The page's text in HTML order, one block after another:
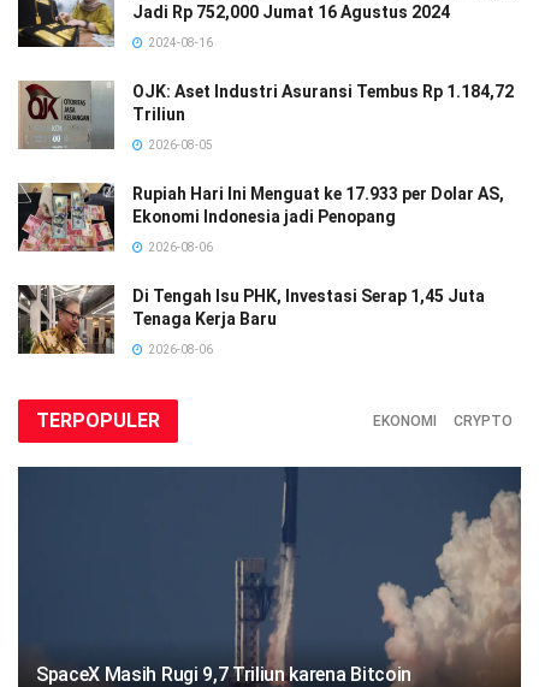
Jadi Rp 752,000 Jumat 16 Agustus 2024
2024-08-16
OJK: Aset Industri Asuransi Tembus Rp 1.184,72
Triliun
2026-08-05
Rupiah Hari Ini Menguat ke 17.933 per Dolar AS,
Ekonomi Indonesia jadi Penopang
2026-08-06
Di Tengah Isu PHK, Investasi Serap 1,45 Juta
Tenaga Kerja Baru
2026-08-06
TERPOPULER EKONOMI CRYPTO
SpaceX Masih Rugi 9,7 Triliun karena Bitcoin